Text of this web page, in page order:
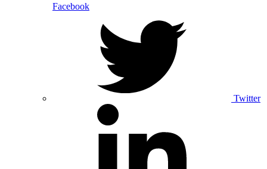
Facebook
Twitter